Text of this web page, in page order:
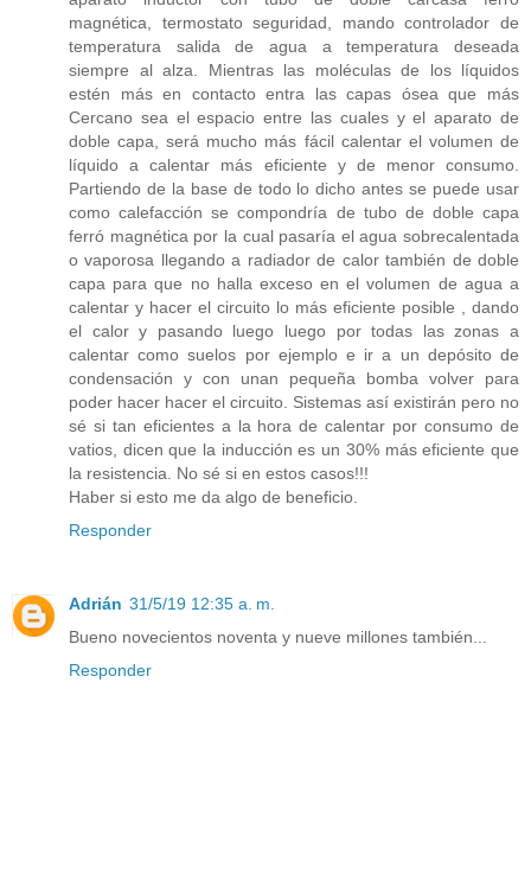
magnética, termostato seguridad, mando controlador de
temperatura salida de agua a temperatura deseada
siempre al alza. Mientras las moléculas de los líquidos
estén más en contacto entra las capas ósea que más
Cercano sea el espacio entre las cuales y el aparato de
doble capa, será mucho más fácil calentar el volumen de
líquido a calentar más eficiente y de menor consumo.
Partiendo de la base de todo lo dicho antes se puede usar
como calefacción se compondría de tubo de doble capa
ferró magnética por la cual pasaría el agua sobrecalentada
o vaporosa llegando a radiador de calor también de doble
capa para que no halla exceso en el volumen de agua a
calentar y hacer el circuito lo más eficiente posible , dando
el calor y pasando luego luego por todas las zonas a
calentar como suelos por ejemplo e ir a un depósito de
condensación y con unan pequeña bomba volver para
poder hacer hacer el circuito. Sistemas así existirán pero no
sé si tan eficientes a la hora de calentar por consumo de
vatios, dicen que la inducción es un 30% más eficiente que
la resistencia. No sé si en estos casos!!!
Haber si esto me da algo de beneficio.
Responder
Adrián 31/5/19 12:35 a. m.
Bueno novecientos noventa y nueve millones también...
Responder